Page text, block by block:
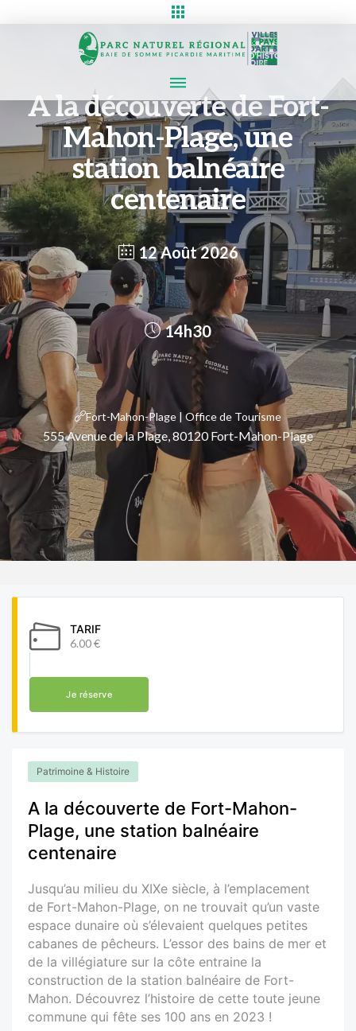
A la découverte de Fort-
Mahon-Plage, une
station balnéaire
centenaire
12 Août 2026
14h30
Fort-Mahon-Plage | Office de Tourisme
555 Avenue de la Plage, 80120 Fort-Mahon-Plage
TARIF
6.00 €
Je réserve
Patrimoine & Histoire
A la découverte de Fort-Mahon-
Plage, une station balnéaire
centenaire
Jusqu’au milieu du XIXe siècle, à l’emplacement
de Fort-Mahon-Plage, on ne trouvait qu’un vaste
espace dunaire où s’élevaient quelques petites
cabanes de pêcheurs. L’essor des bains de mer et
de la villégiature sur la côte entraine la
construction de la station balnéaire de Fort-
Mahon. Découvrez l’histoire de cette toute jeune
commune qui fête ses 100 ans en 2023 !